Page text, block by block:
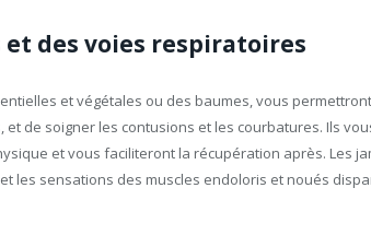
et des voies respiratoires
et végétales ou des baumes, vous
et de soigner les contusions et les courbatures. Ils
et vous faciliteront la récupération après. Les
les sensations des muscles endoloris et noués